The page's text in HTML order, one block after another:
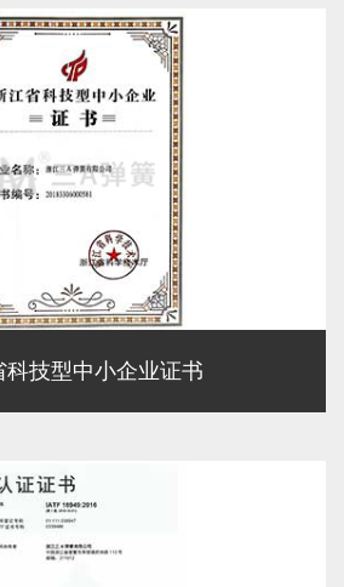
科技型中小企业证书